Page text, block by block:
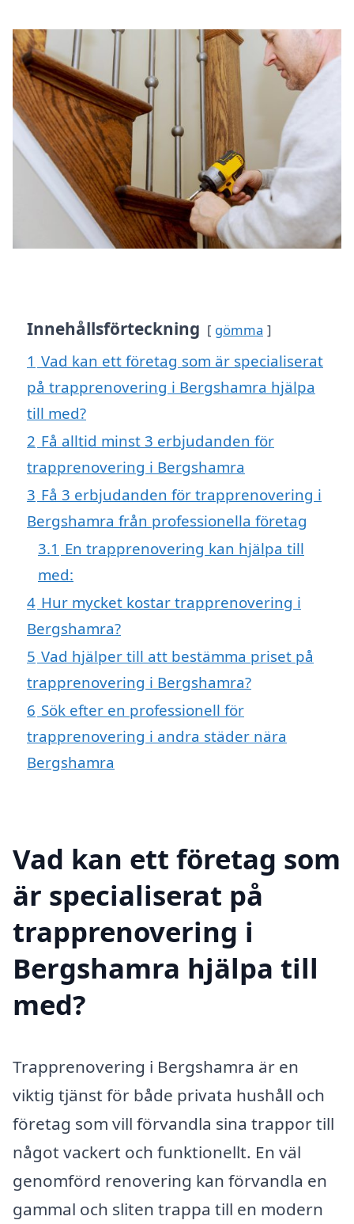
Innehållsförteckning gömma
1 Vad kan ett företag som är specialiserat
på trapprenovering i Bergshamra hjälpa
till med?
2 Få alltid minst 3 erbjudanden för
trapprenovering i Bergshamra
3 Få 3 erbjudanden för trapprenovering i
Bergshamra från professionella företag
3.1 En trapprenovering kan hjälpa till
med:
4 Hur mycket kostar trapprenovering i
Bergshamra?
5 Vad hjälper till att bestämma priset på
trapprenovering i Bergshamra?
6 Sök efter en professionell för
trapprenovering i andra städer nära
Bergshamra
Vad kan ett företag som
är specialiserat på
trapprenovering i
Bergshamra hjälpa till
med?
Trapprenovering i Bergshamra är en
viktig tjänst för både privata hushåll och
företag som vill förvandla sina trappor till
något vackert och funktionellt. En väl
genomförd renovering kan förvandla en
gammal och sliten trappa till en modern